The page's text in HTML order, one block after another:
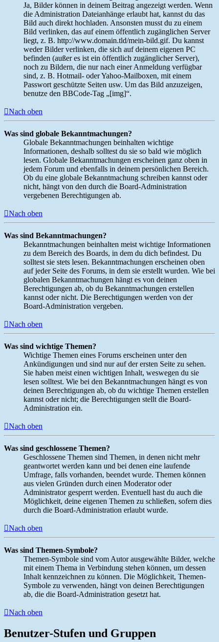
Ja, Bilder können in deinem Beitrag angezeigt werden. Wenn
die Administration Dateianhänge erlaubt hat, kannst du das
Bild auch direkt hochladen. Ansonsten musst du zu einem
Bild verlinken, das auf einem öffentlich zugänglichen Server
liegt, z. B. http://www.domain.tld/mein-bild.gif. Du kannst
weder Bilder verlinken, die sich auf deinem eigenen PC
befinden (außer es ist ein öffentlich zugänglicher Server),
noch zu Bildern, die nur nach einer Anmeldung verfügbar
sind, z. B. Hotmail- oder Yahoo-Mailboxen, mit einem
Passwort geschützte Seiten usw. Um das Bild anzuzeigen,
benutze den BBCode-Tag „[img]“.
Nach oben
Was sind globale Bekanntmachungen?
Globale Bekanntmachungen beinhalten wichtige
Informationen, deshalb solltest du sie so bald wie möglich
lesen. Globale Bekanntmachungen erscheinen ganz oben in
jedem Forum und ebenfalls in deinem persönlichen Bereich.
Ob du eine globale Bekanntmachung schreiben kannst oder
nicht, hängt von den durch die Board-Administration
vergebenen Berechtigungen ab.
Nach oben
Was sind Bekanntmachungen?
Bekanntmachungen beinhalten meist wichtige Informationen
zu dem Bereich des Boards, in dem du dich befindest. Du
solltest sie stets lesen. Bekanntmachungen erscheinen oben
auf jeder Seite des Forums, in dem sie erstellt wurden. Wie bei
globalen Bekanntmachungen hängt es von deinen
Berechtigungen ab, ob du Bekanntmachungen erstellen
kannst oder nicht. Die Berechtigungen werden von der
Board-Administration vergeben.
Nach oben
Was sind wichtige Themen?
Wichtige Themen eines Forums erscheinen unter den
Ankündigungen und sind nur auf der ersten Seite zu sehen.
Sie haben meist einen wichtigen Inhalt, weswegen du sie
lesen solltest. Wie bei den Bekanntmachungen hängt es von
deinen Berechtigungen ab, ob du wichtige Themen erstellen
kannst oder nicht; die Berechtigungen stellt die Board-
Administration ein.
Nach oben
Was sind geschlossene Themen?
Geschlossene Themen sind Themen, in denen nicht mehr
geantwortet werden kann und bei denen eine laufende
Umfrage, falls vorhanden, beendet wurde. Themen können
aus vielen Gründen durch einen Moderator oder
Administrator gesperrt werden. Eventuell hast du auch die
Möglichkeit, deine eigenen Themen zu schließen, sofern dies
durch die Board-Administration erlaubt wurde.
Nach oben
Was sind Themen-Symbole?
Themen-Symbole sind vom Autor ausgewählte Bilder, welche
mit einem Thema in Verbindung stehen können, um dessen
Inhalt kennzeichnen zu können. Die Möglichkeit, Themen-
Symbole zu verwenden, hängt von deinen Berechtigungen
ab, die die Board-Administration gesetzt hat.
Nach oben
Benutzer-Stufen und Gruppen